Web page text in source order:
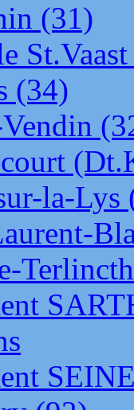
(31)
(34)
la-Lys